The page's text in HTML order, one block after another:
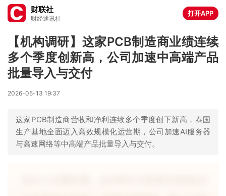
财联社
财经通讯社
打开APP
【机构调研】这家PCB制造商业绩连续
多个季度创新高，公司加速中高端产品
批量导入与交付
2026-05-13 19:37
这家PCB制造商营收和净利连续多个季度创下新高，泰国
生产基地全面迈入高效规模化运营期，公司加速AI服务器
与高速网络等中高端产品批量导入与交付。